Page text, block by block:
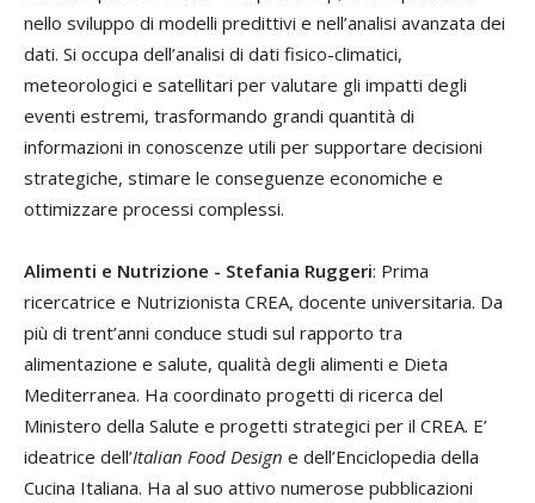
nello sviluppo di modelli predittivi e nell’analisi avanzata dei
dati. Si occupa dell’analisi di dati fisico-climatici,
meteorologici e satellitari per valutare gli impatti degli
eventi estremi, trasformando grandi quantità di
informazioni in conoscenze utili per supportare decisioni
strategiche, stimare le conseguenze economiche e
ottimizzare processi complessi.
Alimenti e Nutrizione - Stefania Ruggeri: Prima
ricercatrice e Nutrizionista CREA, docente universitaria. Da
più di trent’anni conduce studi sul rapporto tra
alimentazione e salute, qualità degli alimenti e Dieta
Mediterranea. Ha coordinato progetti di ricerca del
Ministero della Salute e progetti strategici per il CREA. E’
ideatrice dell’Italian Food Design e dell’Enciclopedia della
Cucina Italiana. Ha al suo attivo numerose pubblicazioni